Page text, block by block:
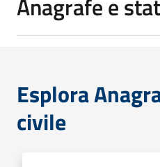
Anagrafe e
Esplora
civile